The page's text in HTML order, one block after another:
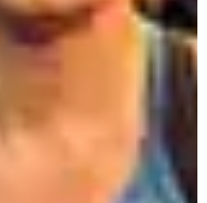
sprint : comment
? Comment mesurer